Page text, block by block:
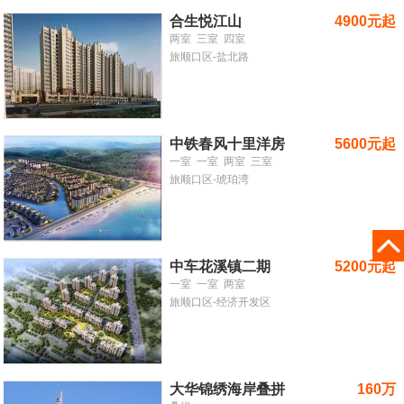
合生悦江山 4900元起
两室 三室
四室
旅顺口区-盐北路
中铁春风十里洋房 5600元起
一室一室两室 三室
旅顺口区-琥珀湾
中车花溪镇二期 5200元起
一室一室两室
旅顺口区-经济开发区
大华锦绣海岸叠拼 160万